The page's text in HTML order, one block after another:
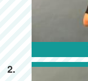
2.